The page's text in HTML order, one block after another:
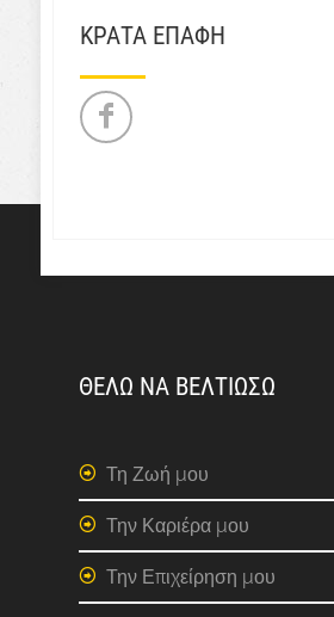
ΚΡΑΤΑ ΕΠΑΦΗ
ΘΕΛΩ ΝΑ ΒΕΛΤΙΩΣΩ
Τη Ζωή μου
Την Καριέρα μου
Την Επιχείρηση μου